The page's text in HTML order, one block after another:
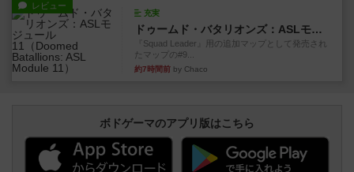
レビュー
充実
ドゥームド・バタリオンズ：ASLモジュール11
『Squad Leader』用の追加マップとして発売され
たマップの#9...
約7時間前 by Chaco
ボドゲーマのアプリ版はこちら